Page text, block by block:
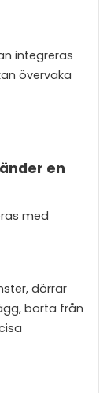
integreras
övervaka
en
med
dörrar
borta från